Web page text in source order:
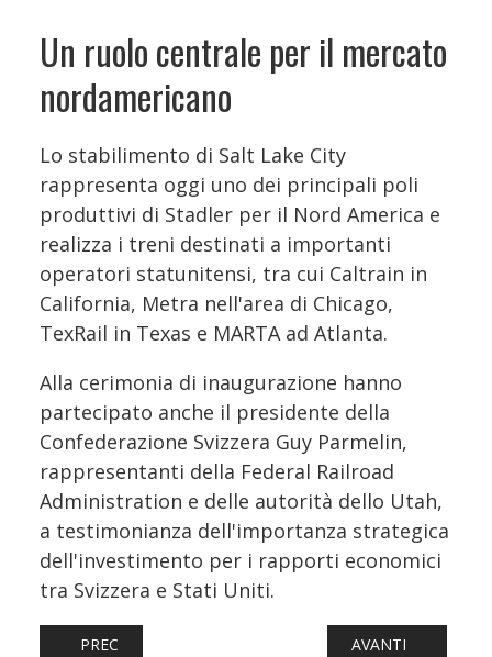
Un ruolo centrale per il mercato
nordamericano
Lo stabilimento di Salt Lake City
rappresenta oggi uno dei principali poli
produttivi di Stadler per il Nord America e
realizza i treni destinati a importanti
operatori statunitensi, tra cui Caltrain in
California, Metra nell'area di Chicago,
TexRail in Texas e MARTA ad Atlanta.
Alla cerimonia di inaugurazione hanno
partecipato anche il presidente della
Confederazione Svizzera Guy Parmelin,
rappresentanti della Federal Railroad
Administration e delle autorità dello Utah,
a testimonianza dell'importanza strategica
dell'investimento per i rapporti economici
tra Svizzera e Stati Uniti.
ARTICOLO PRECEDENTE: HANNIBAL AMPLIA LA RETE
PREC ARTICOLO
AVANTI